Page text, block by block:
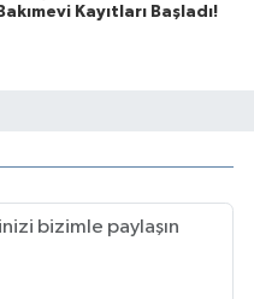
Bakımevi Kayıtları Başladı!